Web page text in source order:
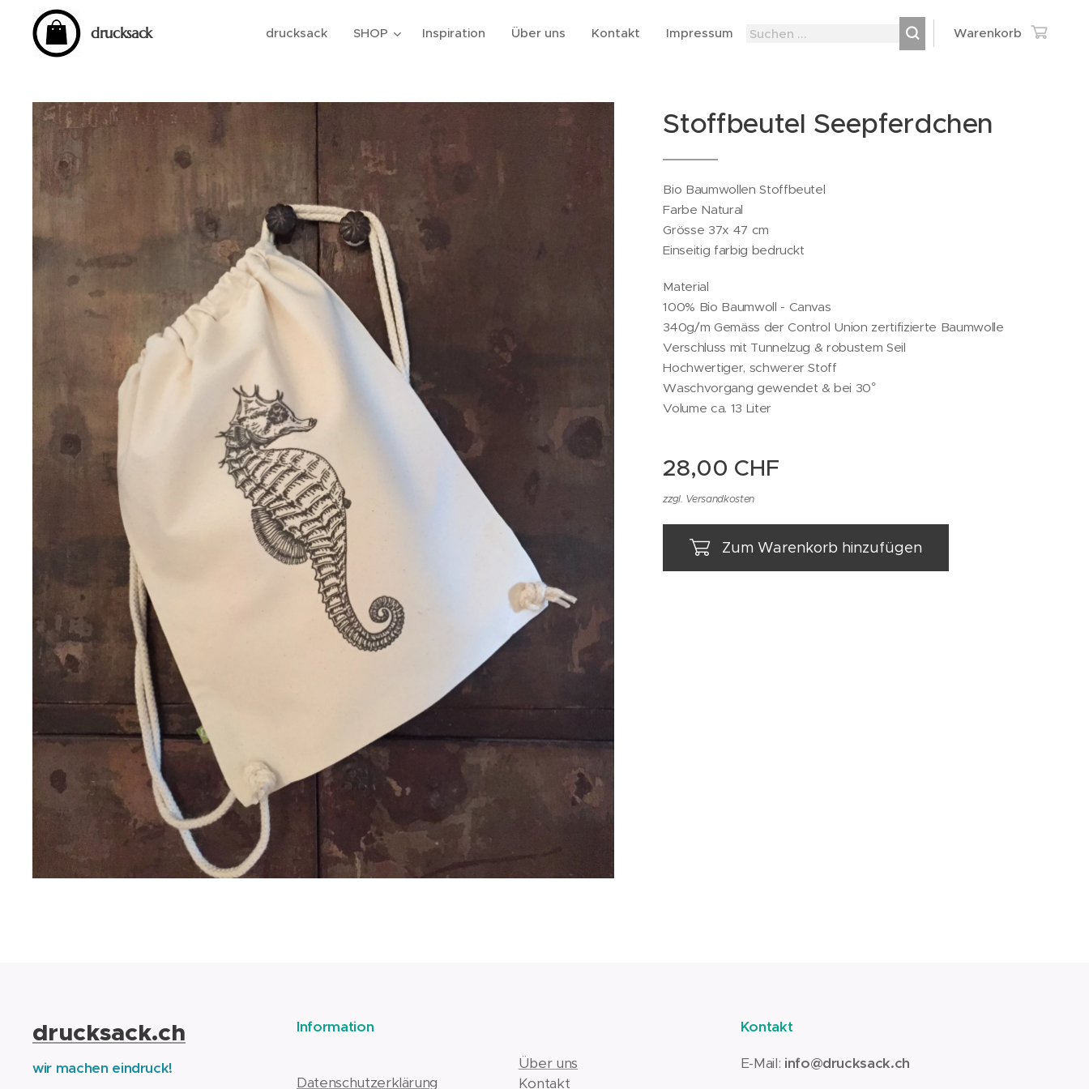
drucksack drucksack SHOP Inspiration Über uns Kontakt Impressum Warenkorb
Stoffbeutel Seepferdchen
Bio Baumwollen Stoffbeutel
Farbe Natural
Grösse 37x 47 cm
Einseitig farbig bedruckt
Material
100% Bio Baumwoll - Canvas
340g/m Gemäss der Control Union zertifizierte Baumwolle
Verschluss mit Tunnelzug & robustem Seil
Hochwertiger, schwerer Stoff
Waschvorgang gewendet & bei 30°
Volume ca. 13 Liter
28,00 CHF
zzgl. Versandkosten
Zum Warenkorb hinzufügen
drucksack.ch
wir machen eindruck!
Information
Datenschutzerklärung
Über uns
Kontakt
Kontakt
E-Mail: info@drucksack.ch